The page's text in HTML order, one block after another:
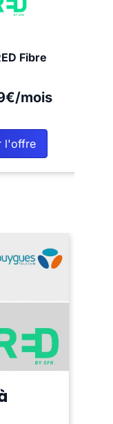
Fibre
mois
l'offre